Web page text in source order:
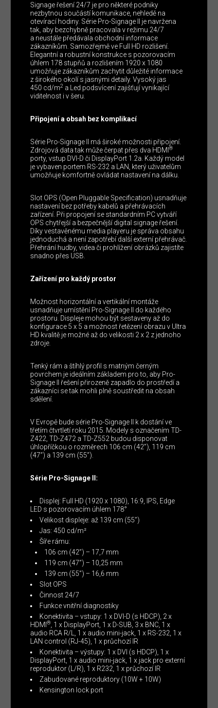
Signage řešení 24/7 je pro některé podniky
nezbytnou součástí komunikace, nehledě na
otevírací hodiny. Série Pro-Signage II je navržena
tak, aby bezchybně pracovala v režimu 24/7
a neustále předávala obchodní informace
zákazníkům. Samozřejmě ve Full HD rozlišení.
Elegantní a robustní konstrukce s pozorovacím
úhlem 178 stupňů a rozlišením 1920 x 1080
umožňuje zákazníkům zachytit důležité informace
z širokého okolí s jasnými detaily. Vysoký jas
450 cd/m2 a Led podsvícení zajišťují vynikající
viditelnost i v šeru.
Připojení a obsah bez komplikací
Série Pro-Signage II má široké možnosti připojení.
Zdrojová data tak může čerpat přes dva HDMI®
porty, vstup DVI-D či DisplayPort 1.2a. Každý model
je vybaven portem RS-232 a LAN, který uživatelům
umožňuje komfortně ovládat nastavení na dálku.
Slot OPS (Open Pluggable Specification) usnadňuje
nastavení bez potřeby kabelů a přehrávacích
zařízení. Při propojení se standardním PC vytváří
OPS chytřejší a bezpečnější digital signage řešení.
Díky vestavěnému media playeru je správa obsahu
jednoduchá a není zapotřebí další externí přehrávač.
Přehrání hudby, videa či prohlížení obrázků zajistíte
snadno přes USB.
Zařízení pro každý prostor
Možnost horizontální a vertikální montáže
usnadňuje umístění Pro-Signage II do každého
prostoru. Displeje mohou být sestaveny až do
konfigurace 5 x 5 a možnost řetězení obrazu v Ultra
HD kvalitě je možné až do velikosti 2 x 2 z jednoho
zdroje.
Tenký rám a štíhlý profil s matným černým
povrchem je ideálním základem pro to, aby Pro-
Signage II řešení přirozeně zapadlo do prostředí a
zákazníci se tak mohli plně soustředit na obsah
sdělení.
V Evropě bude série Pro-Signage II k dostání ve
třetím čtvrtletí roku 2015. Modely s označením TD-
Z422, TD-Z472 a TD-Z552 budou disponovat
úhlopříčkou o rozměrech 106 cm (42”), 119 cm
(47”) a 139 cm (55”).
Série Pro-Signage II:
Displej: Full HD (1920 x 1080), 16:9, IPS, Edge
LED s pozorovacím úhlem 178°
Velikost displeje: až 139 cm (55”)
Jas: 450 cd/m²
Šíře rámu:
106 cm (42”) – 17,7 mm
119 cm (47”) – 10,25 mm
139 cm (55”) – 16,6 mm
Slot OPS
Činnost 24/7
Funkce vnitřní diagnostiky
Konektivita – vstupy: 1 x DVI-D (s HDCP), 2 x
HDMI® , 1 x DisplayPort, 1 x D-SUB, 3 x BNC, 1 x
audio RCA R/L, 1 x audio mini-jack, 1 x RS-232, 1 x
LAN control (RJ-45), 1 x průchozí IR
Konektivita – výstupy: 1 x DVI (s HDCP), 1 x
DisplayPort, 1 x audio mini-jack, 1 x jack pro externí
reproduktor (L/R), 1 x R232, 1 x průchozí IR
Zabudované reproduktory (10W + 10W)
Kensington lock port